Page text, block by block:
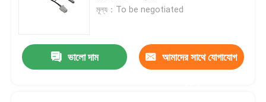
মূল্য：To be negotiated
ভালো দাম আমাদের সাথে যোগাযোগ